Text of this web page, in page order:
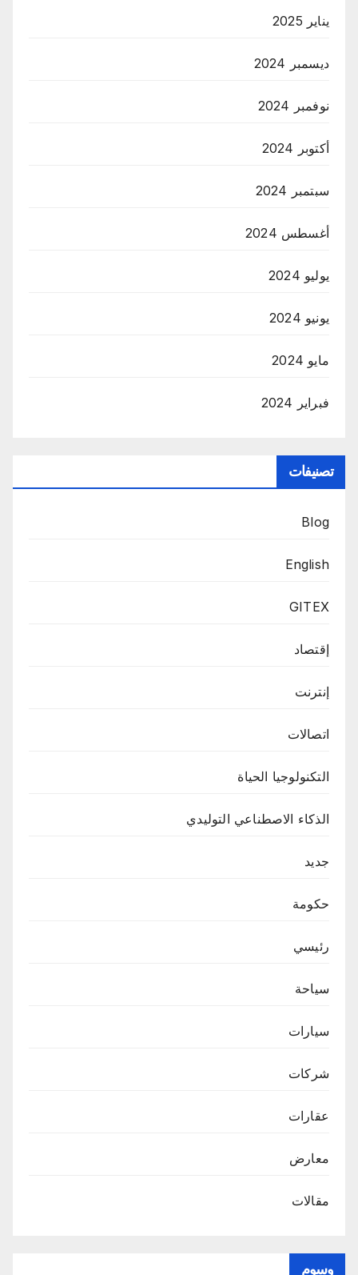
يناير 2025
ديسمبر 2024
نوفمبر 2024
أكتوبر 2024
سبتمبر 2024
أغسطس 2024
يوليو 2024
يونيو 2024
مايو 2024
فبراير 2024
تصنيفات
Blog
English
GITEX
إقتصاد
إنترنت
اتصالات
التكنولوجيا الحياة
الذكاء الاصطناعي التوليدي
جديد
حكومة
رئيسي
سياحة
سيارات
شركات
عقارات
معارض
مقالات
وسوم